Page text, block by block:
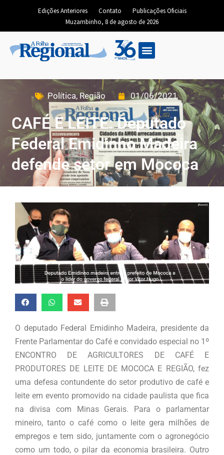
Edições Anteriores Contato
Publicações Oficiais
Muzambinho, 8 de agosto de 2026
Política, Região 01/06/2021
CAFÉ E LEITE: Deputado
Federal Emidinho Madeira
defende setor em Mococa
O deputado Federal Emidinho Madeira, presidente da
Frente Parlamentar do Café e convidado especial no 1º
ENCONTRO DE AGRICULTORES DE CAFÉ E
PRODUTORES DE LEITE DE MOCOCA E REGIÃO, fez
uma defesa contundente do setor produtivo de café e
leite em evento promovido na cidade paulista que fica
na divisa com Minas Gerais. Para o parlamentar
mineiro, tanto o café como o leite gera milhões de
empregos e tem sido, juntamente com o agronegócio
como um todo, o pilar da economia brasileira. Outro